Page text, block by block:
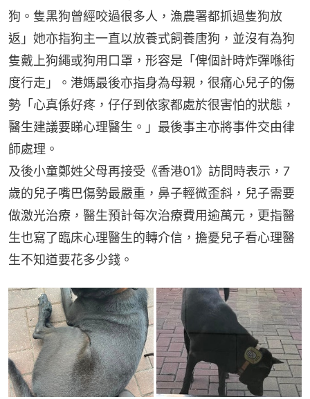
狗。隻黑狗曾經咬過很多人，漁農署都抓過隻狗放
返」她亦指狗主一直以放養式飼養唐狗，並沒有為狗
隻戴上狗繩或狗用口罩，形容是「俾個計時炸彈喺街
度行走」。港媽最後亦指身為母親，很痛心兒子的傷
勢「心真係好疼，仔仔到依家都處於很害怕的狀態，
醫生建議要睇心理醫生。」最後事主亦將事件交由律
師處理。
及後小童鄭姓父母再接受《香港01》訪問時表示，7
歲的兒子嘴巴傷勢最嚴重，鼻子輕微歪斜，兒子需要
做激光治療，醫生預計每次治療費用逾萬元，更指醫
生也寫了臨床心理醫生的轉介信，擔憂兒子看心理醫
生不知道要花多少錢。